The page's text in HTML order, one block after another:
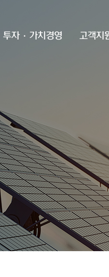
투자·가치경영 고객지